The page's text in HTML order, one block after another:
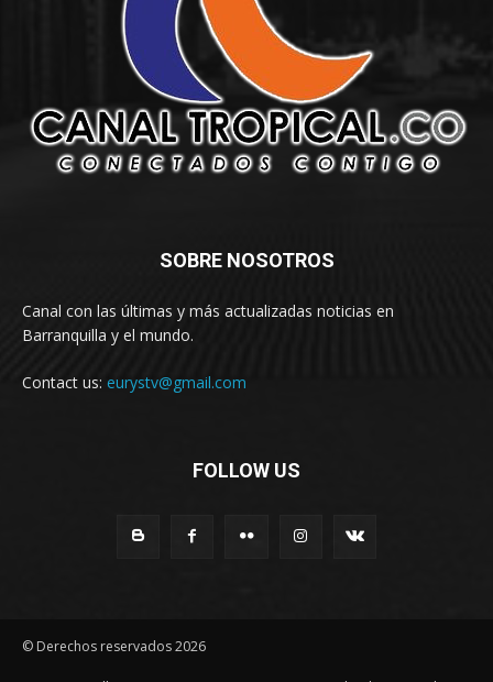
SOBRE NOSOTROS
Canal con las últimas y más actualizadas noticias en
Barranquilla y el mundo.
Contact us: eurystv@gmail.com
FOLLOW US
© Derechos reservados 2026